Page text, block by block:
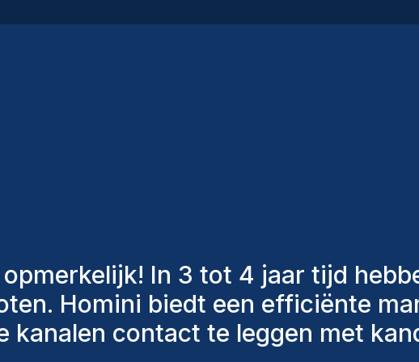
Homini hebben altijd
om ons de juiste kandidaten aan
aangenomen, zijn nog